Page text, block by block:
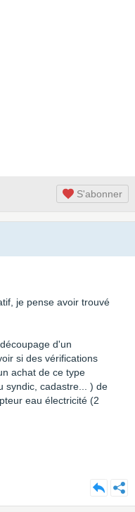
S'abonner
je pense avoir trouvé
d'un
si des vérifications
achat de ce type
syndic, cadastre... ) de
eau électricité (2